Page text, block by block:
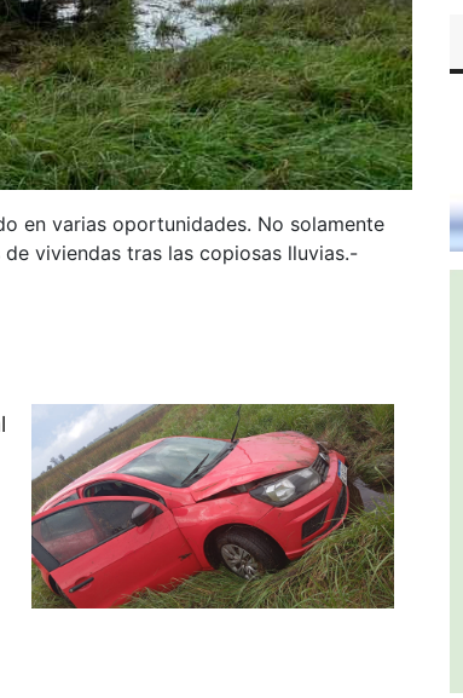
en varias oportunidades. No solamente
viviendas tras las copiosas lluvias.-